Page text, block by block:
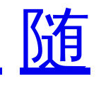
随